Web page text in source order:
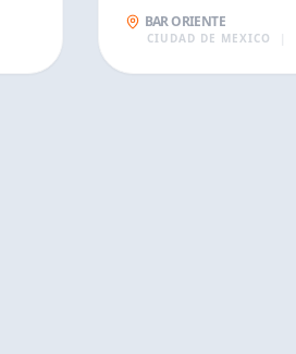
BAR ORIENTE
CIUDAD DE MEXICO